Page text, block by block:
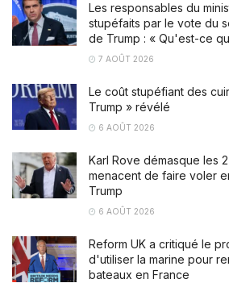
Les responsables du
stupéfaits par le vote du
de Trump : « Qu'est-ce
7 AOÛT 2026
Le coût stupéfiant des
Trump » révélé
6 AOÛT 2026
Karl Rove démasque les
menacent de faire voler
Trump
6 AOÛT 2026
Reform UK a critiqué le
d'utiliser la marine pour
bateaux en France